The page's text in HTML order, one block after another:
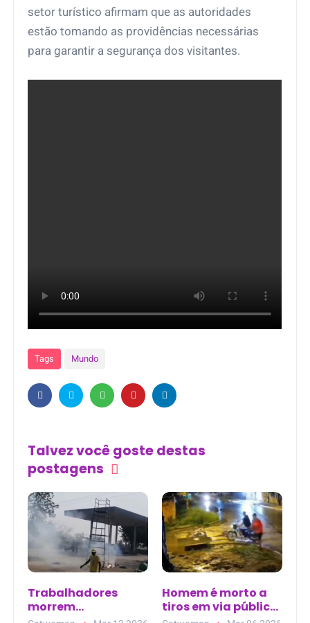
setor turístico afirmam que as autoridades
estão tomando as providências necessárias
para garantir a segurança dos visitantes.
Tags Mundo
Talvez você goste destas
postagens
Trabalhadores
morrem
Homem é morto a
tiros em via pública